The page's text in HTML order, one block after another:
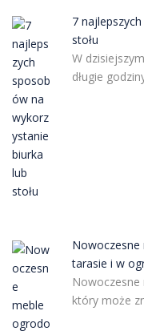
7
stołu
W
długie
tarasie i w
który może